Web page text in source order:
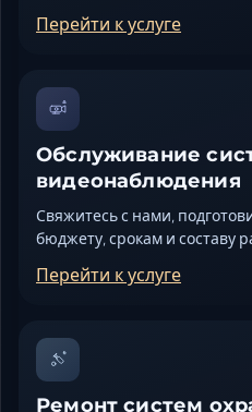
Перейти к услуге
Обслуживание
видеонаблюдения
Свяжитесь с нами,
бюджету, срокам и составу
Перейти к услуге
Ремонт систем